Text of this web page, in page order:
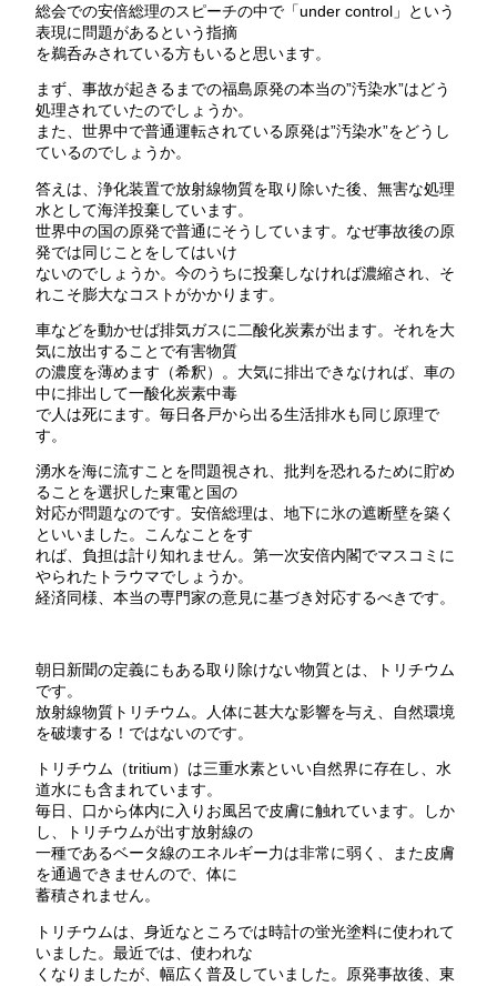
総会での安倍総理のスピーチの中で「under control」という
表現に問題があるという指摘
を鵜呑みされている方もいると思います。
まず、事故が起きるまでの福島原発の本当の”汚染水”はどう
処理されていたのでしょうか。
また、世界中で普通運転されている原発は”汚染水”をどうし
ているのでしょうか。
答えは、浄化装置で放射線物質を取り除いた後、無害な処理
水として海洋投棄しています。
世界中の国の原発で普通にそうしています。なぜ事故後の原
発では同じことをしてはいけ
ないのでしょうか。今のうちに投棄しなければ濃縮され、そ
れこそ膨大なコストがかかります。
車などを動かせば排気ガスに二酸化炭素が出ます。それを大
気に放出することで有害物質
の濃度を薄めます（希釈）。大気に排出できなければ、車の
中に排出して一酸化炭素中毒
で人は死にます。毎日各戸から出る生活排水も同じ原理で
す。
湧水を海に流すことを問題視され、批判を恐れるために貯め
ることを選択した東電と国の
対応が問題なのです。安倍総理は、地下に氷の遮断壁を築く
といいました。こんなことをす
れば、負担は計り知れません。第一次安倍内閣でマスコミに
やられたトラウマでしょうか。
経済同様、本当の専門家の意見に基づき対応するべきです。
朝日新聞の定義にもある取り除けない物質とは、トリチウム
です。
放射線物質トリチウム。人体に甚大な影響を与え、自然環境
を破壊する！ではないのです。
トリチウム（tritium）は三重水素といい自然界に存在し、水
道水にも含まれています。
毎日、口から体内に入りお風呂で皮膚に触れています。しか
し、トリチウムが出す放射線の
一種であるベータ線のエネルギー力は非常に弱く、また皮膚
を通過できませんので、体に
蓄積されません。
トリチウムは、身近なところでは時計の蛍光塗料に使われて
いました。最近では、使われな
くなりましたが、幅広く普及していました。原発事故後、東